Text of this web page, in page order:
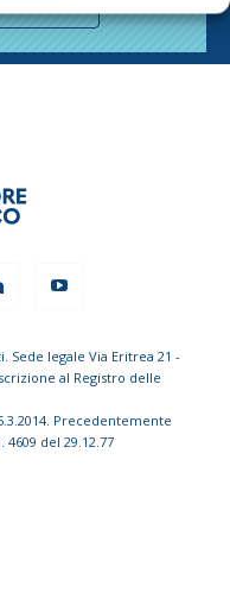
legale Via Eritrea 21 -
al Registro delle
Precedentemente
del 29.12.77